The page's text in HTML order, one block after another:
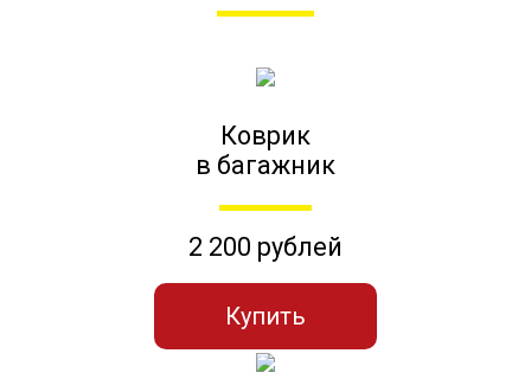
Коврик
в багажник
2 200 рублей
Купить